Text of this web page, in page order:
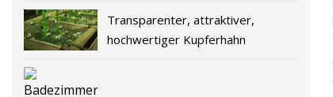
Transparenter, attraktiver,
hochwertiger Kupferhahn